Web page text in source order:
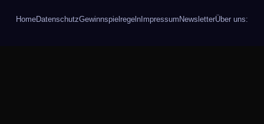
HomeDatenschutzGewinnspielregeln Impressum NewsletterÜber uns: